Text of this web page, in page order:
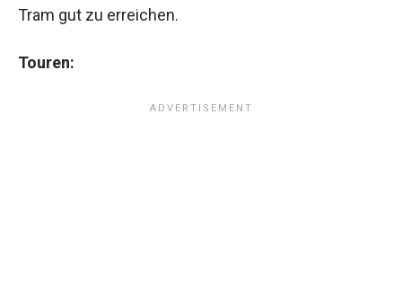
Tram gut zu erreichen.
Touren: